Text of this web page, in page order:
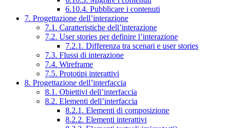
6.10.4. Pubblicare i contenuti
7. Progettazione dell’interazione
7.1. Caratteristiche dell’interazione
7.2. User stories per definire l’interazione
7.2.1. Differenza tra scenari e user stories
7.3. Flussi di interazione
7.4. Wireframe
7.5. Prototipi interattivi
8. Progettazione dell’interfaccia
8.1. Obiettivi dell’interfaccia
8.2. Elementi dell’interfaccia
8.2.1. Elementi di composizione
8.2.2. Elementi interattivi